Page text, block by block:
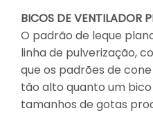
BICOS DE VENTILADOR
O padrão de leque
linha de pulverização,
que os padrões de
tão alto quanto um bico
tamanhos de gotas